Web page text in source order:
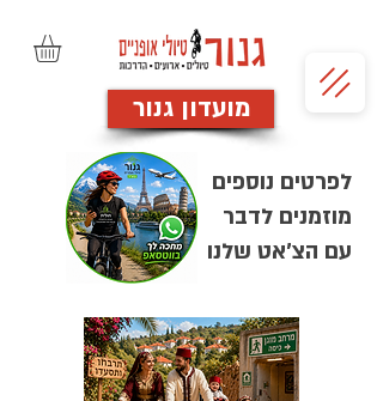
מועדון גנור
לפרטים נוספים
מוזמנים לדבר
עם הצ'אט שלנו